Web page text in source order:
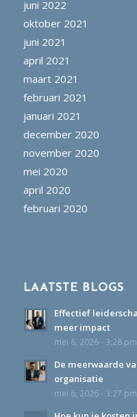
juni 2022
oktober 2021
juni 2021
april 2021
maart 2021
februari 2021
januari 2021
december 2020
november 2020
mei 2020
april 2020
februari 2020
LAATSTE BLOGS
Effectief
meer impact
mei 6, 2026 - 3:28 pm
De meerwaarde
organisatie
mei 6, 2026 - 3:27 pm